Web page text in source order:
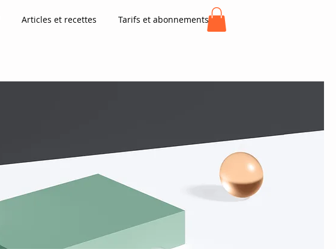
Articles et recettes Tarifs et abonnements